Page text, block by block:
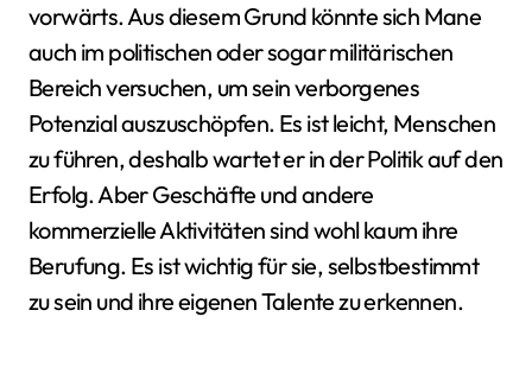
vorwärts. Aus diesem Grund könnte sich Mane
auch im politischen oder sogar militärischen
Bereich versuchen, um sein verborgenes
Potenzial auszuschöpfen. Es ist leicht, Menschen
zu führen, deshalb wartet er in der Politik auf den
Erfolg. Aber Geschäfte und andere
kommerzielle Aktivitäten sind wohl kaum ihre
Berufung. Es ist wichtig für sie, selbstbestimmt
zu sein und ihre eigenen Talente zu erkennen.